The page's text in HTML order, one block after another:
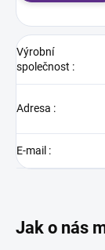
Výrobní
společnost :
Adresa :
E-mail :